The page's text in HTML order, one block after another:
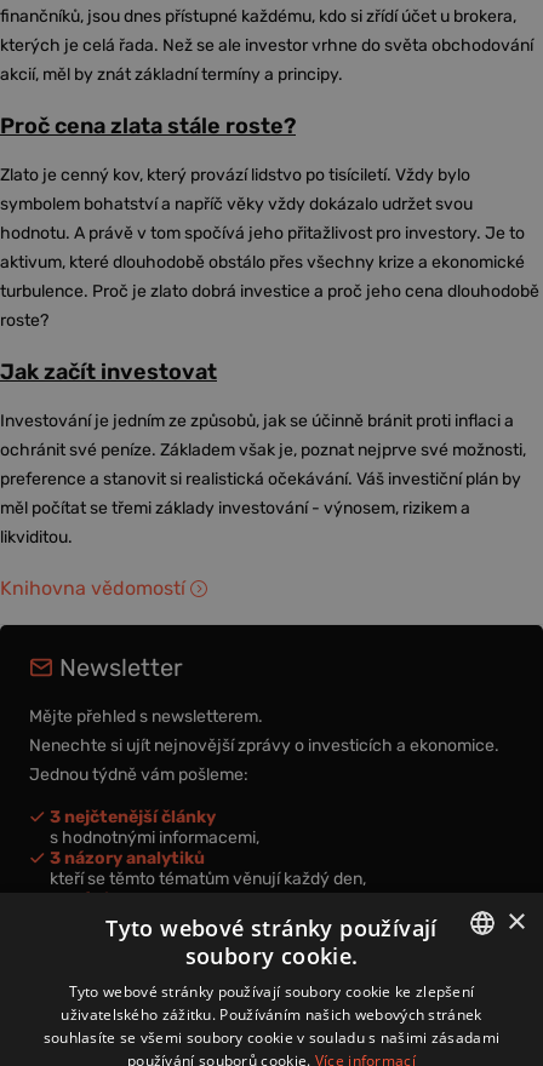
finančníků, jsou dnes přístupné každému, kdo si zřídí účet u brokera,
kterých je celá řada. Než se ale investor vrhne do světa obchodování
akcií, měl by znát základní termíny a principy.
Proč cena zlata stále roste?
Zlato je cenný kov, který provází lidstvo po tisíciletí. Vždy bylo
symbolem bohatství a napříč věky vždy dokázalo udržet svou
hodnotu. A právě v tom spočívá jeho přitažlivost pro investory. Je to
aktivum, které dlouhodobě obstálo přes všechny krize a ekonomické
turbulence. Proč je zlato dobrá investice a proč jeho cena dlouhodobě
roste?
Jak začít investovat
Investování je jedním ze způsobů, jak se účinně bránit proti inflaci a
ochránit své peníze. Základem však je, poznat nejprve své možnosti,
preference a stanovit si realistická očekávání. Váš investiční plán by
měl počítat se třemi základy investování - výnosem, rizikem a
likviditou.
Knihovna vědomostí
Newsletter
Mějte přehled s newsletterem.
Nenechte si ujít nejnovější zprávy o investicích a ekonomice.
Jednou týdně vám pošleme:
3 nejčtenější články
s hodnotnými informacemi,
3 názory analytiků
kteří se těmto tématům věnují každý den,
nová videa a podcasty
k prohloubení vašich znalostí.
Přihlášením k newsletteru vyjadřujete svůj souhlas spodmínkami
zpracování osobních údajů.
CZECH
×
Tyto webové stránky používají
soubory cookie.
Tyto webové stránky používají soubory cookie ke zlepšení
uživatelského zážitku. Používáním našich webových stránek
souhlasíte se všemi soubory cookie v souladu s našimi zásadami
používání souborů cookie. Více informací